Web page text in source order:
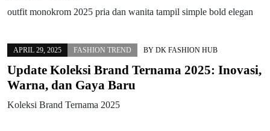
outfit monokrom 2025 pria dan wanita tampil simple bold elegan
APRIL 29, 2025 FASHION TREND BY DK FASHION HUB
Update Koleksi Brand Ternama 2025: Inovasi,
Warna, dan Gaya Baru
Koleksi Brand Ternama 2025